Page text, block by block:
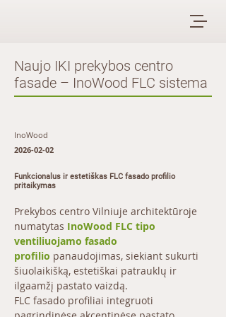
Naujo IKI prekybos centro
fasade – InoWood FLC sistema
InoWood
2026-02-02
Funkcionalus ir estetiškas FLC fasado profilio
pritaikymas
Prekybos centro Vilniuje architektūroje
numatytas InoWood FLC tipo
ventiliuojamo fasado
profilio panaudojimas, siekiant sukurti
šiuolaikišką, estetiškai patrauklų ir
ilgaamžį pastato vaizdą.
FLC fasado profiliai integruoti